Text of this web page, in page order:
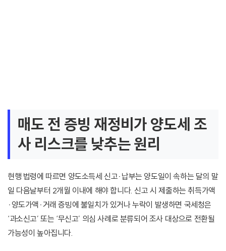
매도 전 증빙 재정비가 양도세 조
사 리스크를 낮추는 원리
현행 법령에 따르면 양도소득세 신고·납부는 양도일이 속하는 달의 말
일 다음날부터 2개월 이내에 해야 합니다. 신고 시 제출하는 취득가액
·양도가액·거래 증빙에 불일치가 있거나 누락이 발생하면 국세청은
‘과소신고’ 또는 ‘무신고’ 의심 사례로 분류되어 조사 대상으로 전환될
가능성이 높아집니다.